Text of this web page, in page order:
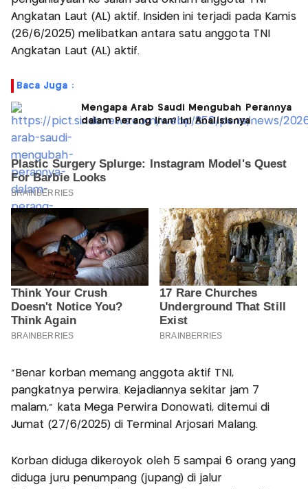
Angkatan Laut (AL) aktif. Insiden ini terjadi pada Kamis
(26/6/2025) melibatkan antara satu anggota TNI
Angkatan Laut (AL) aktif.
Baca Juga :
Mengapa Arab Saudi Mengubah Perannya
dalam Perang Iran? Ini Analisisnya
"Benar korban memang anggota aktif TNI,
pangkatnya perwira. Kejadiannya sekitar jam 7
malam," kata Mega Perwira Donowati, ditemui di
Jumat (27/6/2025) di Terminal Arjosari Malang.
Korban diduga dikeroyok oleh 5 sampai 6 orang yang
diduga juru penumpang (jupang) di jalur